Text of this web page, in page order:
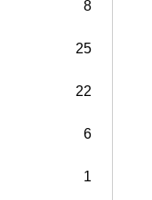
8
25
22
6
1